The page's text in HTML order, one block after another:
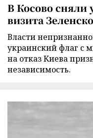
В Косово сняли
визита
Власти
украинский флаг с
на отказ Киева
независимость.